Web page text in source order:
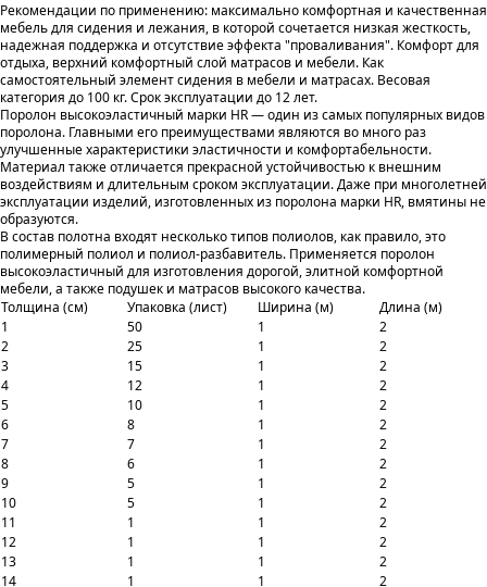
Рекомендации по применению: максимально комфортная и качественная
мебель для сидения и лежания, в которой сочетается низкая жесткость,
надежная поддержка и отсутствие эффекта "проваливания". Комфорт для
отдыха, верхний комфортный слой матрасов и мебели. Как
самостоятельный элемент сидения в мебели и матрасах. Весовая
категория до 100 кг. Срок эксплуатации до 12 лет.
Поролон высокоэластичный марки HR — один из самых популярных видов
поролона. Главными его преимуществами являются во много раз
улучшенные характеристики эластичности и комфортабельности.
Материал также отличается прекрасной устойчивостью к внешним
воздействиям и длительным сроком эксплуатации. Даже при многолетней
эксплуатации изделий, изготовленных из поролона марки HR, вмятины не
образуются.
В состав полотна входят несколько типов полиолов, как правило, это
полимерный полиол и полиол-разбавитель. Применяется поролон
высокоэластичный для изготовления дорогой, элитной комфортной
мебели, а также подушек и матрасов высокого качества.
Толщина (см)
Упаковка (лист) Ширина (м)
Длина (м)
1
50 1
2
2
25 1
2
3
15 1
2
4
12 1
2
5
10 1
2
6
8 1
2
7
7 1
2
8
6 1
2
9
5 1
2
10
5 1
2
11
1 1
2
12
1 1
2
13
1 1
2
14
1 1
2